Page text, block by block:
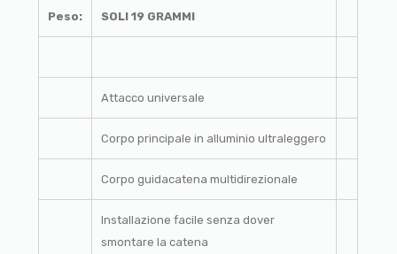
Peso: SOLI 19 GRAMMI
Attacco universale
Corpo principale in alluminio ultraleggero
Corpo guidacatena multidirezionale
Installazione facile senza dover
smontare la catena